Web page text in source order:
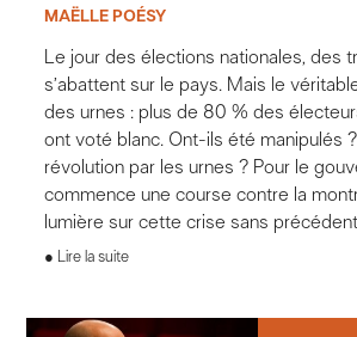
MAËLLE POÉSY
Le jour des élections nationales, des
s’abattent sur le pays. Mais le
des urnes : plus de 80 % des
ont voté blanc. Ont-ils été manipulés
révolution par les urnes ? Pour le
commence une course contre la
lumière sur cette crise sans
Lire la suite